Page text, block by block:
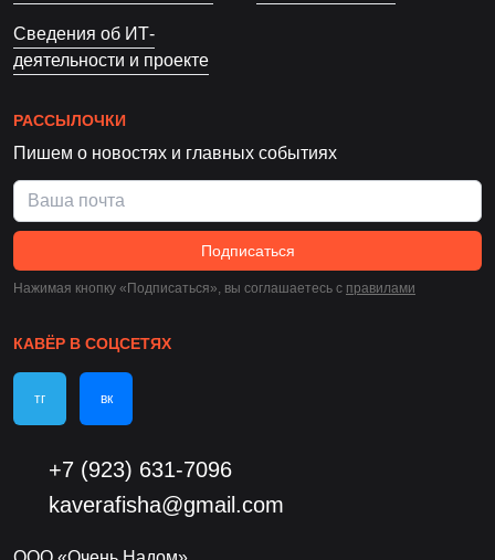
Сведения об ИТ-
деятельности и проекте
РАССЫЛОЧКИ
Пишем о новостях и главных событиях
Подписаться
Нажимая кнопку «Подписаться», вы соглашаетесь c правилами
КАВЁР В СОЦСЕТЯХ
тг вк
+7 (923) 631-7096
kaverafisha@gmail.com